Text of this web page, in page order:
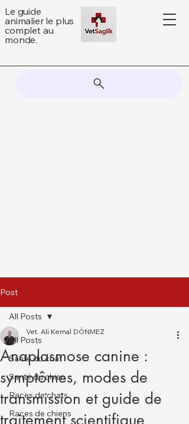
Le guide
animalier le plus
complet au
monde.
Post
All Posts
Santé du chat
Santé du chien
Races de chats
Races de chiens
All Posts
Anaplasmose canine :
symptômes, modes de
transmission et guide de
traitement scientifique
Vet. Ali Kemal DÖNMEZ